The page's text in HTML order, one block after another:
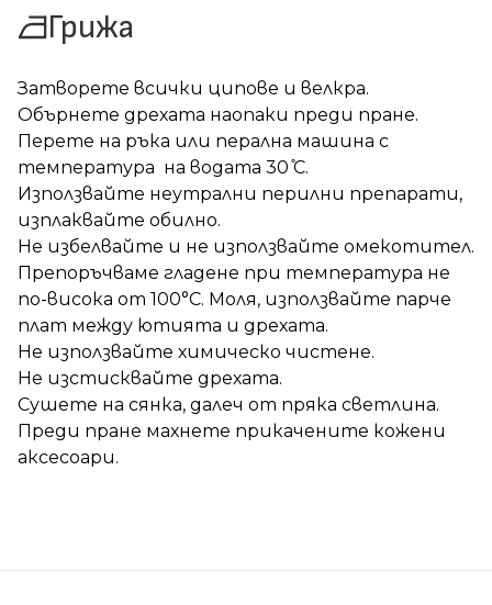
Грижа
Затворете всички ципове и велкра.
Обърнете дрехата наопаки преди пране.
Перете на ръка или перална машина с
температура на водата 30 ̊С.
Използвайте неутрални перилни препарати,
изплаквайте обилно.
Не избелвайте и не използвайте омекотител.
Препоръчваме гладене при температура не
по-висока от 100°C. Моля, използвайте парче
плат между ютията и дрехата.
Не използвайте химическо чистене.
Не изстисквайте дрехата.
Сушете на сянка, далеч от пряка светлина.
Преди пране махнете прикачените кожени
аксесоари.